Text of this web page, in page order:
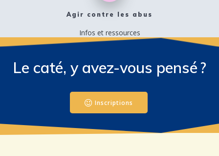
Agir contre les abus
Infos et ressources
Le caté, y avez-vous pensé ?
Inscriptions